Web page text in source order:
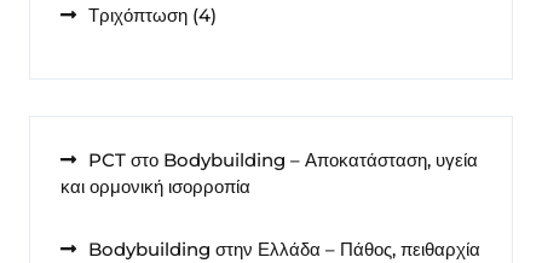
Τριχόπτωση 44
PCT στο Bodybuilding – Αποκατάσταση, υγεία
και ορμονική ισορροπία
Bodybuilding στην Ελλάδα – Πάθος, πειθαρχία